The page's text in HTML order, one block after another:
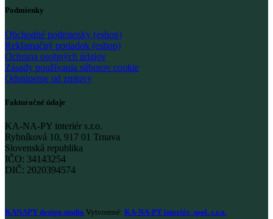
Podmienky
Obchodné podmienky (eshop)
Reklamačný poriadok (eshop)
Ochrana osobných údajov
Zásady používania súborov cookie
Odstúpenie od zmluvy
Fakturačné údaje
KA-NA-PY interiér s.r.o.
Rybníková 10, 917 01 Trnava
Slovenská republika
IČO: 34143254
DIČ: 2020394574
KANAPY design studio Vytvorené: KA-NA-PY interiér, spol. s.r.o.